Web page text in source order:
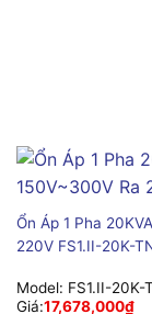
Ổn Áp 1 Pha
220V FS1.II-20K-
Model: FS1.II-20K-
Giá:17,678,000₫